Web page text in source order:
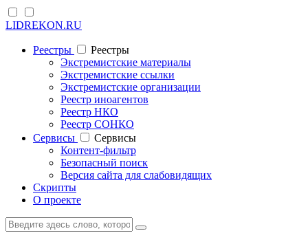
LIDREKON.RU
Реестры
Реестры
Экстремистские материалы
Экстремистские ссылки
Экстремистские организации
Реестр иноагентов
Реестр НКО
Реестр СОНКО
Cервисы
Cервисы
Контент-фильтр
Безопасный поиск
Версия сайта для слабовидящих
Скрипты
О проекте